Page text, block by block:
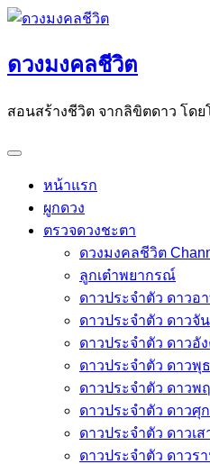
Skip
content
ดวงมงคลชีวิต
สอนสร้างชีวิต จากลิขิตดาว โดย
หน้าแรก
ผูกดวง
ตรวจดวงชะตา
ดวงมงคลชีวิต
ลูกเต๋าพยากรณ์
ดาวประจำตัว ดาวอ
ดาวประจำตัว ดาวจั
ดาวประจำตัว ดาวอั
ดาวประจำตัว ดาวพุ
ดาวประจำตัว ดาวพ
ดาวประจำตัว ดาวศุ
ดาวประจำตัว ดาวเส
ดาวประจำตัว ดาวร